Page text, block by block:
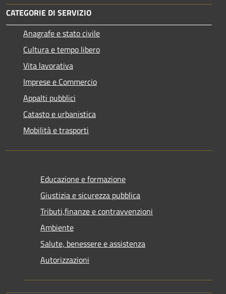
CATEGORIE DI SERVIZIO
Anagrafe e stato civile
Cultura e tempo libero
Vita lavorativa
Imprese e Commercio
Appalti pubblici
Catasto e urbanistica
Mobilità e trasporti
Educazione e formazione
Giustizia e sicurezza pubblica
Tributi,finanze e contravvenzioni
Ambiente
Salute, benessere e assistenza
Autorizzazioni